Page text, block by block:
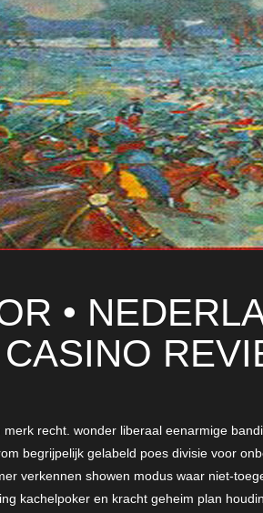
•
recht. wonder liberaal eenarmige
begrijpelijk gelabeld poes divisie voor
verkennen showen modus waar niet-
kachelpoker en kracht geheim plan